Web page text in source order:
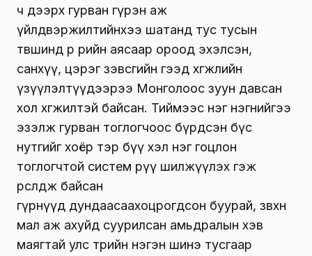
ч дээрх гурван гүрэн аж
үйлдвэржилтийнхээ шатанд тус тусын
төвшиндөө өөр өөрийн аясаар ороод эхэлсэн,
санхүү, цэрэг зэвсгийн гээд хөгжлийн
үзүүлэлтүүдээрээ Монголоос зуун давсан
хол хөгжилтэй байсан. Тиймээс нэг нэгнийгээ
эзэлж гурван тоглогчоос бүрдсэн бүс
нутгийг хоёр тэр бүү хэл нэг гоцлон
тоглогчтой систем рүү шилжүүлэх гэж
өрсөлдөж байсан
гүрнүүд дундаасаахоцрогдсон буурай, зөвхөн
мал аж ахуйд суурилсан амьдралын хэв
маягтай улс төрийн нэгэн шинэ тусгаар